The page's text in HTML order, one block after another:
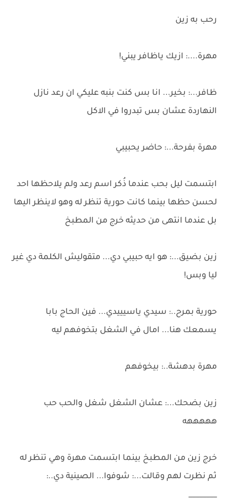
رحب به زين
مهرة....: ازيك ياظافر يبني!
ظافر...: بخير... انا بس كنت بنبه عليكي ان رعد نازل
النهاردة عشان بس تبدروا في الاكل
مهرة بفرحة...: حاضر يحبيبي
ابتسمت ليل بحب عندما ذُكر اسم رعد ولم يلاحظها احد
لحسن حظها بينما كانت حورية تنظر له وهو لاينظر اليها
بل عندما انتهى من حديثه خرج من المطبخ
زين بضيق...: هو ايه حبيبي دي... متقوليش الكلمة دي غير
ليا وبس!
حورية بمرح..: سيدي ياسيييدي... فين الحاج بابا
يسمعك هنا... امال في الشغل بتخوفهم ليه
مهرة بدهشة..: بيخوفهم
زين بضحك...: عشان الشغل شغل والحب حب
هههههه
خرج زين من المطبخ بينما ابتسمت مهرة وهي تنظر له
ثم نظرت لهم وقالت...: شوفوا... الصينية دي..:
________